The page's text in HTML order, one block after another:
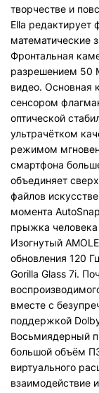
творчестве и
Ella
математические
Фронтальная
разрешением 50
видео. Основная
сенсором
оптической
ультрачётком
режимом
смартфона
объединяет
файлов
момента
прыжка
Изогнутый
обновления 120
Gorilla Glass 7i.
вместе с
поддержкой
Восьмиядерный
большой объём
виртуального
взаимодействие